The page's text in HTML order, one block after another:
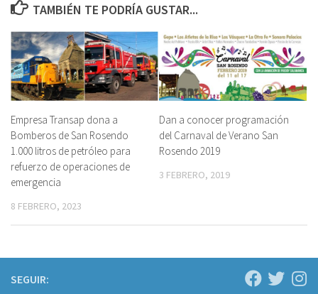
TAMBIÉN TE PODRÍA GUSTAR...
Empresa Transap dona a
Bomberos de San Rosendo
1.000 litros de petróleo para
refuerzo de operaciones de
emergencia
8 FEBRERO, 2023
Dan a conocer programación
del Carnaval de Verano San
Rosendo 2019
3 FEBRERO, 2019
SEGUIR: